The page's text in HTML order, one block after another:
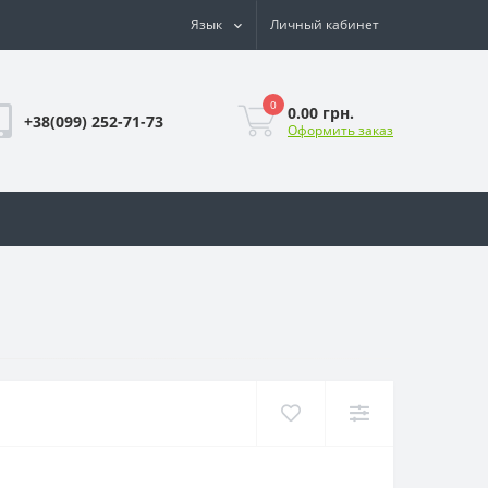
Язык Личный кабинет
+38(099) 252-71-73
0 0.00 грн.
Оформить заказ